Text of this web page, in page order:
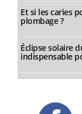
Et si les caries
plombage ?
Éclipse solaire
indispensable